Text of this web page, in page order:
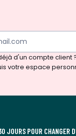
d'un compte client
votre espace
JOURS POUR CHANGER